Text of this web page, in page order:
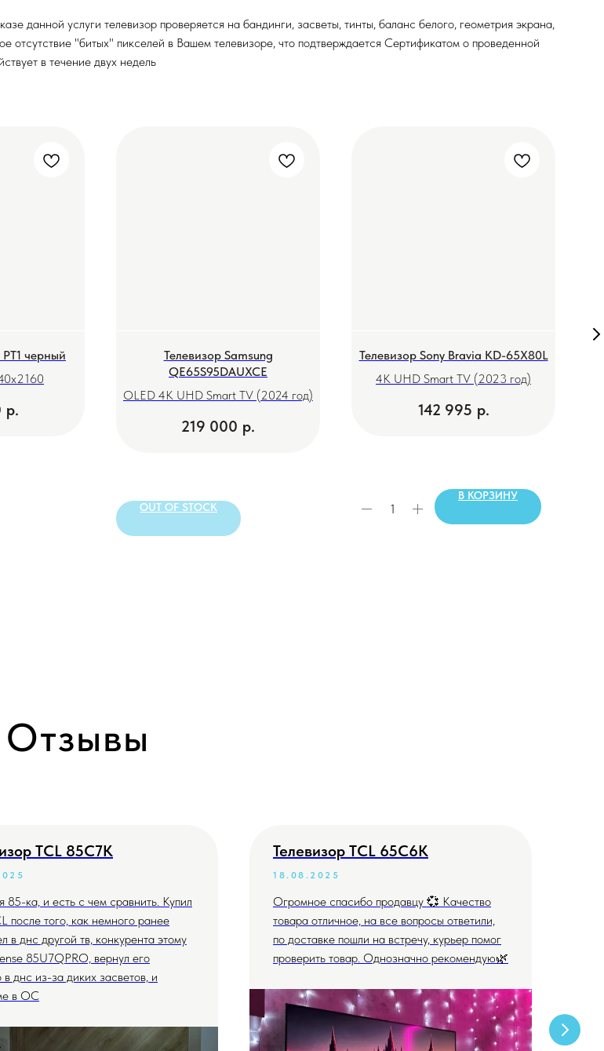
данной услуги телевизор проверяется на бандинги, засветы, тинты, баланс белого, геометрия экрана,
отсутствие "битых" пикселей в Вашем телевизоре, что подтверждается Сертификатом о проведенной
в течение двух недель
черный
р.
Телевизор Samsung
QE65S95DAUXCE
OLED 4K UHD Smart TV (2024 год)
219 000 р.
OUT OF STOCK
Телевизор Sony Bravia KD-65X80L
4K UHD Smart TV (2023 год)
142 995 р.
В КОРЗИНУ
Отзывы
TCL 85C7K
85-ка, и есть с чем сравнить. Купил
после того, как немного ранее
в днс другой тв, конкурента этому
85U7QPRO, вернул его
в днс из-за диких засветов, и
в ОС
Телевизор TCL 65C6K
18.08.2025
Огромное спасибо продавцу 💞 Качество
товара отличное, на все вопросы ответили,
по доставке пошли на встречу, курьер помог
проверить товар. Однозначно рекомендую🌿